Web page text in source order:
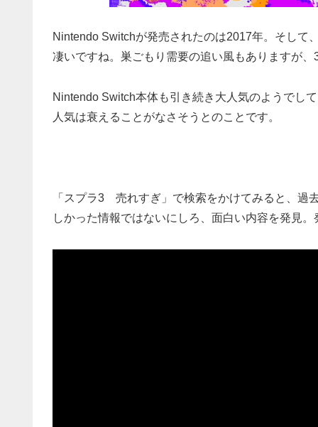
Nintendo Switchが発売されたのは2017年。そして
凄いですね。巣ごもり需要の追い風もありますが
Nintendo Switch本体も引き続き大人気のようでし
人気は衰えることがなさそうとのことです。
「スプラ3 売れすぎ」で検索をかけてみると、過
しかった情報ではないにしろ、面白い内容を発見